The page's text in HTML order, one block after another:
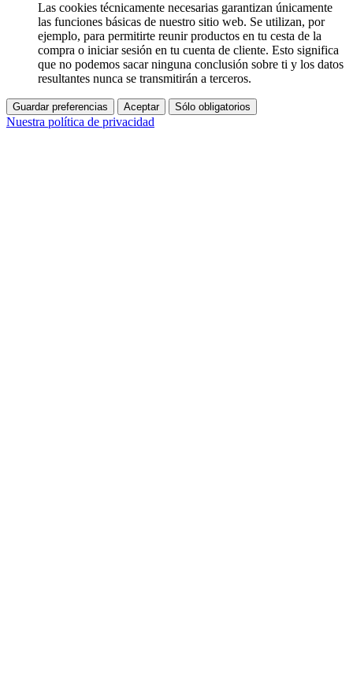
Las cookies técnicamente necesarias garantizan únicamente
las funciones básicas de nuestro sitio web. Se utilizan, por
ejemplo, para permitirte reunir productos en tu cesta de la
compra o iniciar sesión en tu cuenta de cliente. Esto significa
que no podemos sacar ninguna conclusión sobre ti y los datos
resultantes nunca se transmitirán a terceros.
Guardar preferencias Aceptar Sólo obligatorios
Nuestra política de privacidad